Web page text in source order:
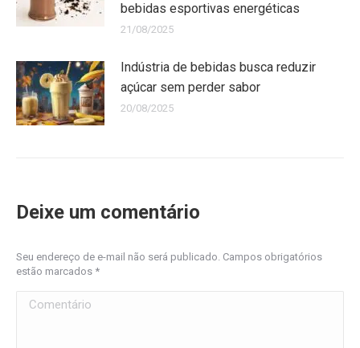
bebidas esportivas energéticas
21/08/2025
Indústria de bebidas busca reduzir
açúcar sem perder sabor
20/08/2025
Deixe um comentário
Seu endereço de e-mail não será publicado. Campos obrigatórios
estão marcados *
Comentário